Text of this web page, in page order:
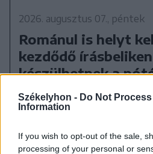
Székelyhon - Do Not
Information
If you wish to opt-out of the sale,
processing of your personal or
2026. augusztus 07., péntek
Románul is helyt
kezdődő
készülhetnek a